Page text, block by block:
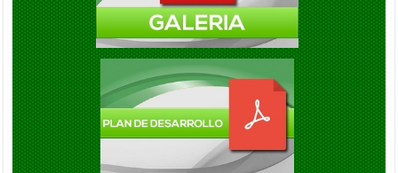
ENTREGA DE KITS ALIMENTARIOS EN LA COMUNIDAD DE
GAUBUG
Viernes, 05 Septiembre 2025 20:04
BRIGADA MEDICA INTERDISCIPLINARIA EN LA PARROQUIA
CACHA
Viernes, 05 Septiembre 2025 20:00